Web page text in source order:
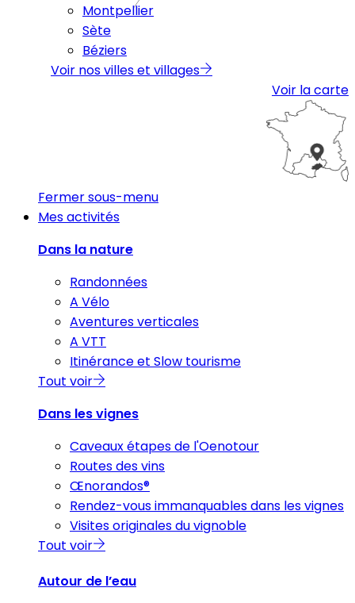
Montpellier
Sète
Béziers
Voir nos villes et villages
Voir la carte
Fermer sous-menu
Mes activités
Dans la nature
Randonnées
A Vélo
Aventures verticales
A VTT
Itinérance et Slow tourisme
Tout voir
Dans les vignes
Caveaux étapes de l'Oenotour
Routes des vins
Œnorandos®
Rendez-vous immanquables dans les vignes
Visites originales du vignoble
Tout voir
Autour de l’eau